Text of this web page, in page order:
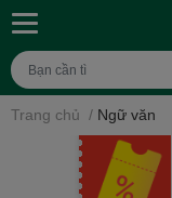
Trang chủ / Ngữ văn